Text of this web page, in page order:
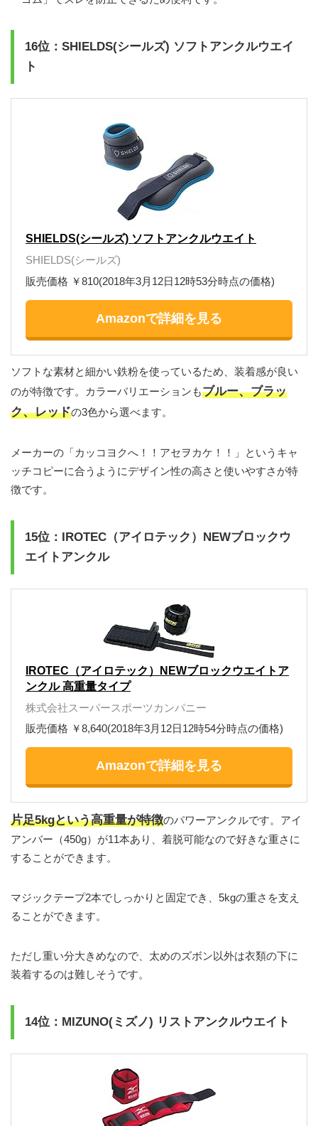
16位：SHIELDS(シールズ) ソフトアンクルウエイ
ト
SHIELDS(シールズ) ソフトアンクルウエイト
SHIELDS(シールズ)
販売価格 ￥810(2018年3月12日12時53分時点の価格)
Amazonで詳細を見る
ソフトな素材と細かい鉄粉を使っているため、装着感が良い
のが特徴です。カラーバリエーションもブルー、ブラッ
ク、レッドの3色から選べます。
メーカーの「カッコヨクへ！！アセヲカケ！！」というキャ
ッチコピーに合うようにデザイン性の高さと使いやすさが特
徴です。
15位：IROTEC（アイロテック）NEWブロックウ
エイトアンクル
IROTEC（アイロテック）NEWブロックウエイトア
ンクル 高重量タイプ
株式会社スーパースポーツカンパニー
販売価格 ￥8,640(2018年3月12日12時54分時点の価格)
Amazonで詳細を見る
片足5kgという高重量が特徴のパワーアンクルです。アイ
アンバー（450g）が11本あり、着脱可能なので好きな重さに
することができます。
マジックテープ2本でしっかりと固定でき、5kgの重さを支え
ることができます。
ただし重い分大きめなので、太めのズボン以外は衣類の下に
装着するのは難しそうです。
14位：MIZUNO(ミズノ) リストアンクルウエイト